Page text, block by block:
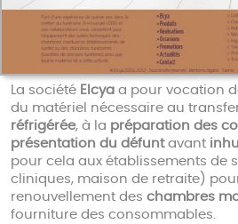
La société Elcya a pour vocation
du matériel nécessaire au
réfrigérée, à la préparation des
présentation du défuntavant
pour cela aux établissements de
cliniques, maison de retraite)
renouvellement des chambres
fourniture des consommables.